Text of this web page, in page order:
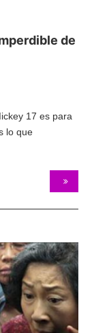
de
17 es para
lo que